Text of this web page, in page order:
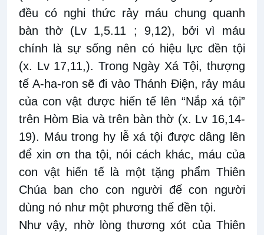
đều có nghi thức rảy máu chung quanh
bàn thờ (Lv 1,5.11 ; 9,12), bởi vì máu
chính là sự sống nên có hiệu lực đền tội
(x. Lv 17,11,). Trong Ngày Xá Tội, thượng
tế A-ha-ron sẽ đi vào Thánh Điện, rảy máu
của con vật được hiến tế lên “Nắp xá tội”
trên Hòm Bia và trên bàn thờ (x. Lv 16,14-
19). Máu trong hy lễ xá tội được dâng lên
để xin ơn tha tội, nói cách khác, máu của
con vật hiến tế là một tặng phẩm Thiên
Chúa ban cho con người để con người
dùng nó như một phương thế đền tội.
Như vậy, nhờ lòng thương xót của Thiên